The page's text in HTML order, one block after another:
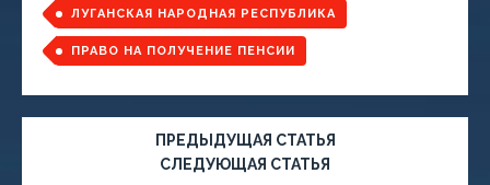
ЛУГАНСКАЯ НАРОДНАЯ РЕСПУБЛИКА
ПРАВО НА ПОЛУЧЕНИЕ ПЕНСИИ
ПРЕДЫДУЩАЯ СТАТЬЯ
СЛЕДУЮЩАЯ СТАТЬЯ